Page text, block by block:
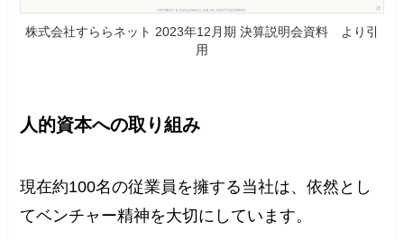
株式会社すららネット 2023年12月期 決算説明会資料 より引
用
人的資本への取り組み
現在約100名の従業員を擁する当社は、依然とし
てベンチャー精神を大切にしています。